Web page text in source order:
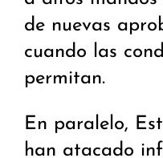
de nuevas
cuando las
permitan.
En paralelo,
han atacado